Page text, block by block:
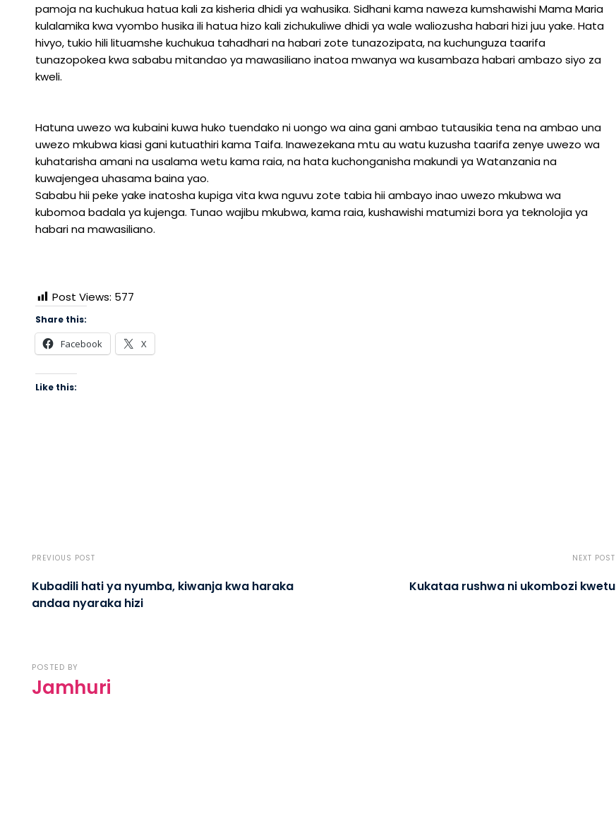
pamoja na kuchukua hatua kali za kisheria dhidi ya wahusika. Sidhani kama naweza kumshawishi Mama Maria
kulalamika kwa vyombo husika ili hatua hizo kali zichukuliwe dhidi ya wale waliozusha habari hizi juu yake. Hata
hivyo, tukio hili lituamshe kuchukua tahadhari na habari zote tunazozipata, na kuchunguza taarifa
tunazopokea kwa sababu mitandao ya mawasiliano inatoa mwanya wa kusambaza habari ambazo siyo za
kweli.
Hatuna uwezo wa kubaini kuwa huko tuendako ni uongo wa aina gani ambao tutausikia tena na ambao una
uwezo mkubwa kiasi gani kutuathiri kama Taifa. Inawezekana mtu au watu kuzusha taarifa zenye uwezo wa
kuhatarisha amani na usalama wetu kama raia, na hata kuchonganisha makundi ya Watanzania na
kuwajengea uhasama baina yao.
Sababu hii peke yake inatosha kupiga vita kwa nguvu zote tabia hii ambayo inao uwezo mkubwa wa
kubomoa badala ya kujenga. Tunao wajibu mkubwa, kama raia, kushawishi matumizi bora ya teknolojia ya
habari na mawasiliano.
Post Views: 577
Share this:
Facebook X
Like this:
PREVIOUS POST
Kubadili hati ya nyumba, kiwanja kwa haraka
andaa nyaraka hizi
NEXT POST
Kukataa rushwa ni ukombozi kwetu
POSTED BY
Jamhuri